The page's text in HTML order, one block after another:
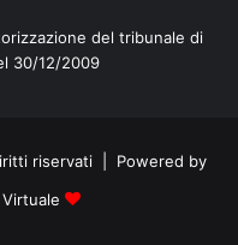
del tribunale di
30/12/2009
riservati | Powered by